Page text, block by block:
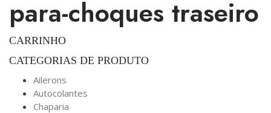
para-choques traseiro
CARRINHO
CATEGORIAS DE PRODUTO
Ailerons
Autocolantes
Chaparia